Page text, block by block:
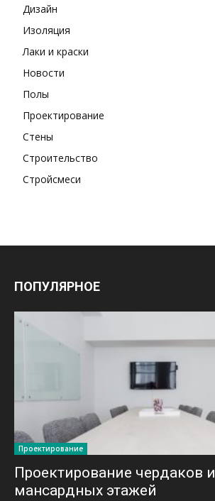
Дизайн
Изоляция
Лаки и краски
Новости
Полы
Проектирование
Стены
Строительство
Стройсмеси
ПОПУЛЯРНОЕ
Проектирование
Проектирование чердаков и
мансардных этажей